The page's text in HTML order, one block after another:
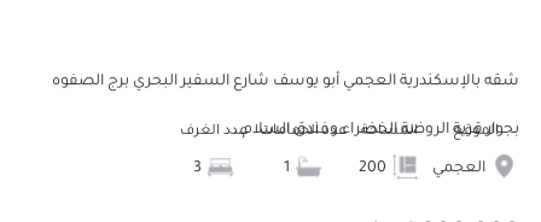
شقه بالإسكندرية العجمي أبو يوسف شارع السفير البحري برج الصفوه
بجوار قرية الروضة الخضراء وفندق السلام...
الموقع
العجمي
المساحة عدد الحمامات عدد الغرف